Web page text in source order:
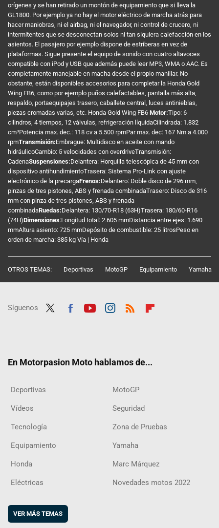
orígenes y se han retirado un montón de equipamiento que si lleva la
GL1800. Por ejemplo ya no hay el motor eléctrico de marcha atrás para
hacer maniobras, ni el airbag, ni el navegador, ni control de crucero, ni
intermitentes que se desconectan solos ni tan siquiera calefacción en los
asientos. El pasajero por ejemplo dispone de estriberas en vez de
plataformas. Sigue presente el equipo de sonido con cuatro altavoces
compatible con iPod y USB que además puede leer MP3, WMA o AAC. Es
completamente manejable en macha desde el propio manillar. No
obstante, están disponibles accesorios para completar la Honda Gold
Wing FB6, como por ejemplo puños calefactables, pantalla más alta,
respaldo, portaequipajes trasero, caballete central, luces antinieblas,
piezas cromadas varias, etc. Honda Gold Wing FB6 Motor:Tipo: 6
cilindros, 4 tiempos, 12 válvulas, refrigeración líquidaCilindrada: 1.832
cm³Potencia max. dec.: 118 cv a 5.500 rpmPar max. dec: 167 Nm a 4.000
rpmTransmisión:Embrague: Multidisco en aceite con mando
hidráulicoCambio: 5 velocidades con overdriveTransmisión:
CadenaSuspensiones:Delantera: Horquilla telescópica de 45 mm con
dispositivo antihundimientoTrasera: Sistema Pro-Link con ajuste
electrónico de la precargaFrenos:Delantero: Doble disco de 296 mm,
pinzas de tres pistones, ABS y frenada combinadaTrasero: Disco de 316
mm con pinza de tres pistones, ABS y frenada
combinadaRuedas:Delantera: 130/70-R18 (63H)Trasera: 180/60-R16
(74H)Dimensiones:Longitud total: 2.605 mmDistancia entre ejes: 1.690
mmAltura asiento: 725 mmDepósito de combustible: 25 litrosPeso en
orden de marcha: 385 kg Vía | Honda
OTROS TEMAS: Deportivas MotoGP Equipamiento Yamaha
Síguenos
En Motorpasion Moto hablamos de...
Deportivas MotoGP
Vídeos Seguridad
Tecnología Zona de Pruebas
Equipamiento Yamaha
Honda Marc Márquez
Eléctricas Novedades motos 2022
VER MÁS TEMAS